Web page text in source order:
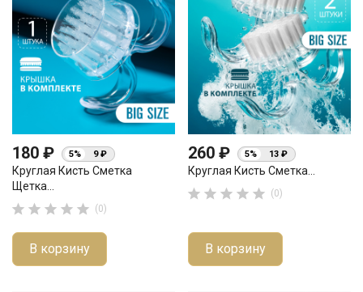
180 ₽ 5% 9 ₽
Круглая Кисть Сметка
Щетка...
     (0)
В корзину
260 ₽ 5% 13 ₽
Круглая Кисть Сметка...
     (0)
В корзину